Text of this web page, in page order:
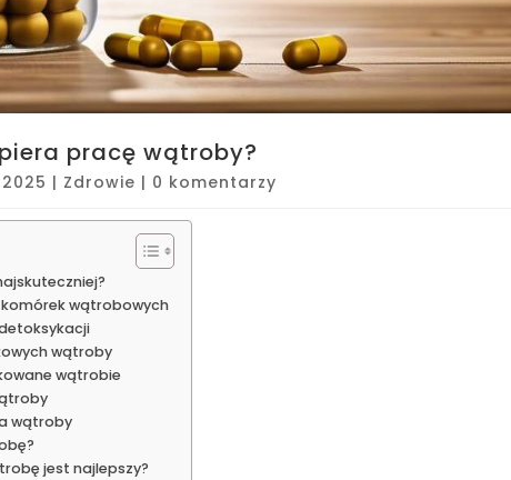
pracę wątroby?
| Zdrowie | 0 komentarzy
wątrobowych
wątroby
wątrobie
wątroby
jest najlepszy?